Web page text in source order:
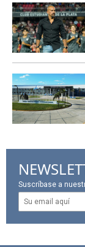
Suscríbase a